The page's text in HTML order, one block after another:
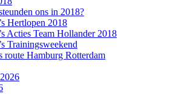
ons in 2018?
Hertlopen 2018
Acties Team Hollander 2018
Trainingsweekend
route Hamburg Rotterdam